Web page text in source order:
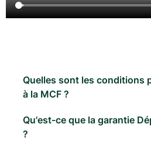
Quelles sont les conditions
à la MCF ?
Qu'est-ce que la garantie
?